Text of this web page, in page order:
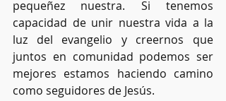
pequeñez nuestra. Si tenemos
capacidad de unir nuestra vida a la
luz del evangelio y creernos que
juntos en comunidad podemos ser
mejores estamos haciendo camino
como seguidores de Jesús.